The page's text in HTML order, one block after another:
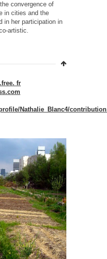
convergence of
in cities and the
in her participation in
fr
Nathalie_Blanc4/